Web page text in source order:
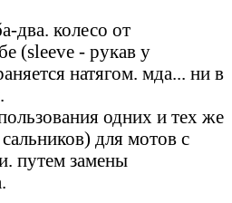
два. колесо от
(sleeve - рукав у
натягом. мда... ни в
одних и тех же
для мотов с
путем замены